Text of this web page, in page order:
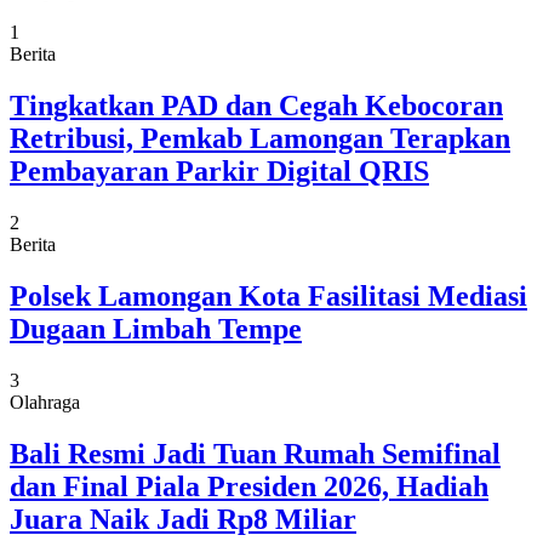
1
Berita
Tingkatkan PAD dan Cegah Kebocoran
Retribusi, Pemkab Lamongan Terapkan
Pembayaran Parkir Digital QRIS
2
Berita
Polsek Lamongan Kota Fasilitasi Mediasi
Dugaan Limbah Tempe
3
Olahraga
Bali Resmi Jadi Tuan Rumah Semifinal
dan Final Piala Presiden 2026, Hadiah
Juara Naik Jadi Rp8 Miliar